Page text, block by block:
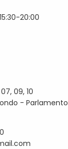
20:00
09, 10
- Parlamento